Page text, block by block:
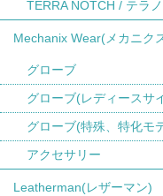
TERRA NOTCH / テラ
Mechanix Wear(メカニク
グローブ
グローブ(レディースサ
グローブ(特殊、特化モ
アクセサリー
Leatherman(レザーマン)